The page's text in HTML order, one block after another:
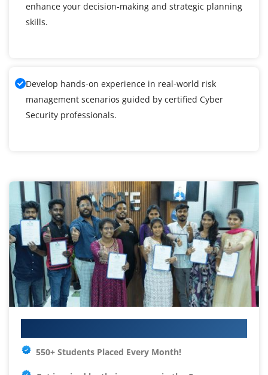
enhance your decision-making and strategic planning
skills.
Develop hands-on experience in real-world risk
management scenarios guided by certified Cyber
Security professionals.
550+ Students Placed Every Month!